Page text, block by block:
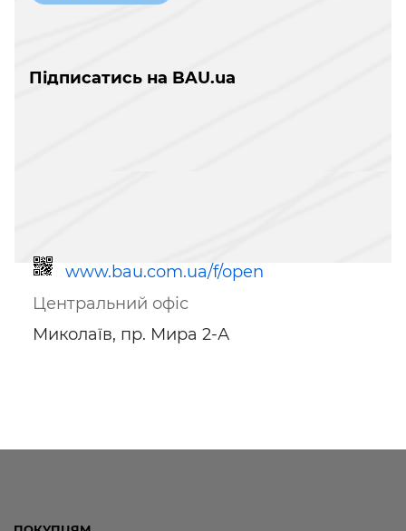
Підписатись на BAU.ua
www.bau.com.ua/f/open
Центральний офіс
Миколаїв, пр. Мира 2-А